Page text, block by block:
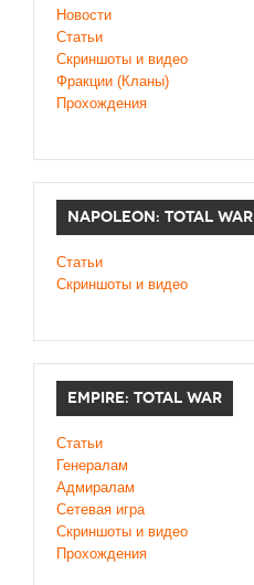
Новости
Статьи
Cкриншоты и видео
Фракции (Кланы)
Прохождения
NAPOLEON: TOTAL WAR
Статьи
Скриншоты и видео
EMPIRE: TOTAL WAR
Статьи
Генералам
Адмиралам
Сетевая игра
Скриншоты и видео
Прохождения